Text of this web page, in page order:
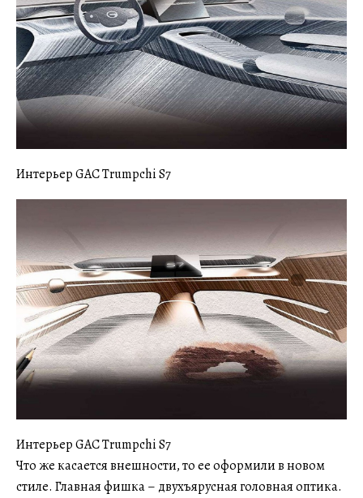
Интерьер GAC Trumpchi S7
Интерьер GAC Trumpchi S7
Что же касается внешности, то ее оформили в новом
стиле. Главная фишка – двухъярусная головная оптика.